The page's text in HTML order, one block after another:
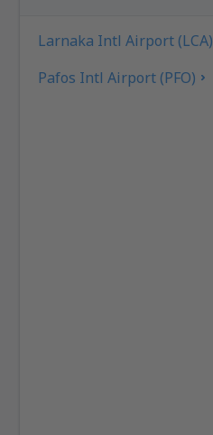
Larnaka Intl Airport (LCA)
Pafos Intl Airport (PFO)